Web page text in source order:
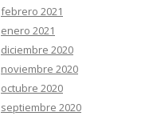
febrero 2021
enero 2021
diciembre 2020
noviembre 2020
octubre 2020
septiembre 2020